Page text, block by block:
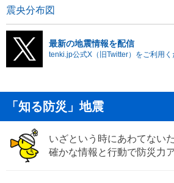
震央分布図
最新の地震情報を配信
tenki.jp公式X（旧Twitter）をご利用く
「知る防災」地震
いざという時にあわてない
確かな情報と行動で防災力